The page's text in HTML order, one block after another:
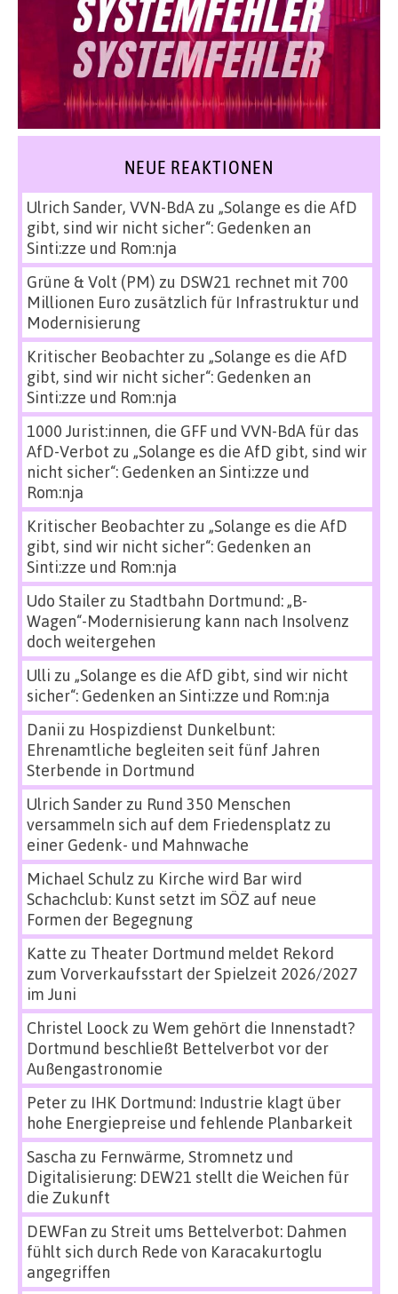
NEUE REAKTIONEN
Ulrich Sander, VVN-BdAzu „Solange es die AfD
gibt, sind wir nicht sicher“: Gedenken an
Sinti:zze und Rom:nja
Grüne & Volt (PM) zu DSW21 rechnet mit 700
Millionen Euro zusätzlich für Infrastruktur und
Modernisierung
Kritischer Beobachterzu „Solange es die AfD
gibt, sind wir nicht sicher“: Gedenken an
Sinti:zze und Rom:nja
1000 Jurist:innen, die GFF und VVN-BdA für das
AfD-Verbot zu „Solange es die AfD gibt, sind wir
nicht sicher“: Gedenken an Sinti:zze und
Rom:nja
Kritischer Beobachterzu „Solange es die AfD
gibt, sind wir nicht sicher“: Gedenken an
Sinti:zze und Rom:nja
Udo Stailerzu Stadtbahn Dortmund: „B-
Wagen“-Modernisierung kann nach Insolvenz
doch weitergehen
Ulli zu „Solange es die AfD gibt, sind wir nicht
sicher“: Gedenken an Sinti:zze und Rom:nja
Danii zu Hospizdienst Dunkelbunt:
Ehrenamtliche begleiten seit fünf Jahren
Sterbende in Dortmund
Ulrich Sanderzu Rund 350 Menschen
versammeln sich auf dem Friedensplatz zu
einer Gedenk- und Mahnwache
Michael Schulz zu Kirche wird Bar wird
Schachclub: Kunst setzt im SÖZ auf neue
Formen der Begegnung
Katte zu Theater Dortmund meldet Rekord
zum Vorverkaufsstart der Spielzeit 2026/2027
im Juni
Christel Loock zu Wem gehört die Innenstadt?
Dortmund beschließt Bettelverbot vor der
Außengastronomie
Peterzu IHK Dortmund: Industrie klagt über
hohe Energiepreise und fehlende Planbarkeit
Sascha zu Fernwärme, Stromnetz und
Digitalisierung: DEW21 stellt die Weichen für
die Zukunft
DEWFan zu Streit ums Bettelverbot: Dahmen
fühlt sich durch Rede von Karacakurtoglu
angegriffen